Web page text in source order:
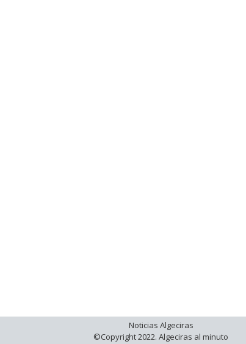
Noticias Algeciras
©Copyright 2022. Algeciras al minuto